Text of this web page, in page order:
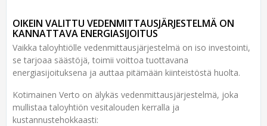
OIKEIN VALITTU VEDENMITTAUSJÄRJESTELMÄ ON
KANNATTAVA ENERGIASIJOITUS
Vaikka taloyhtiölle vedenmittausjärjestelmä on iso investointi,
se tarjoaa säästöjä, toimii voittoa tuottavana
energiasijoituksena ja auttaa pitämään kiinteistöstä huolta.
Kotimainen Verto on älykäs vedenmittausjärjestelmä, joka
mullistaa taloyhtiön vesitalouden kerralla ja
kustannustehokkaasti: